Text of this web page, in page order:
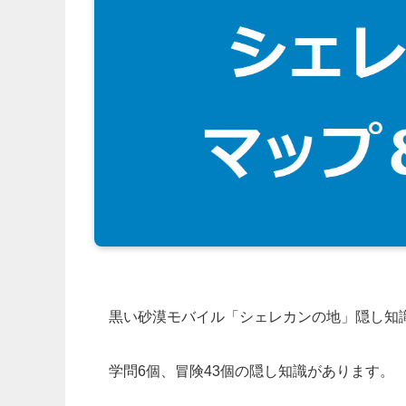
黒い砂漠モバイル「シェレカンの地」隠し知
学問6個、冒険43個の隠し知識があります。